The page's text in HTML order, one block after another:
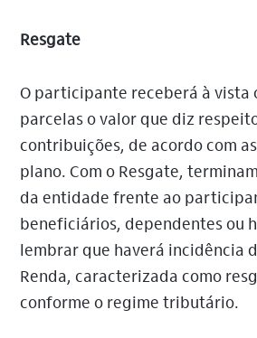
Resgate
O participante receberá à vista
parcelas o valor que diz
contribuições, de acordo com
plano. Com o Resgate,
da entidade frente ao
beneficiários, dependentes ou
lembrar que haverá incidência
Renda, caracterizada como
conforme o regime tributário.